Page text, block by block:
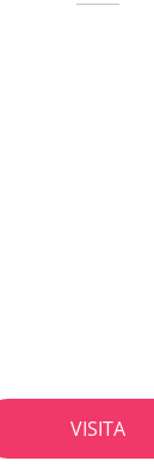
VISITA